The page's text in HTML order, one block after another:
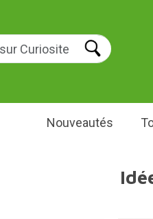
Nouveautés